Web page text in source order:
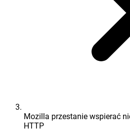
Mozilla przestanie wspierać
HTTP